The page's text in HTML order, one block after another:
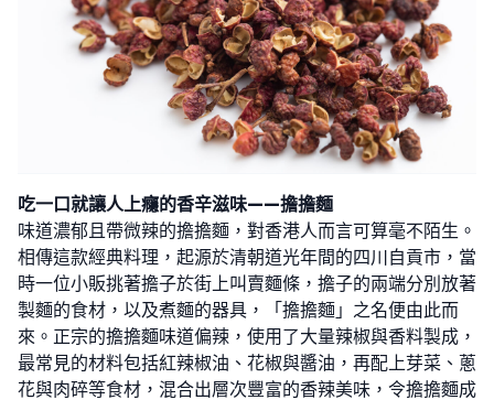
吃一口就讓人上癮的香辛滋味——擔擔麵
味道濃郁且帶微辣的擔擔麵，對香港人而言可算毫不陌生。
相傳這款經典料理，起源於清朝道光年間的四川自貢市，當
時一位小販挑著擔子於街上叫賣麵條，擔子的兩端分別放著
製麵的食材，以及煮麵的器具，「擔擔麵」之名便由此而
來。正宗的擔擔麵味道偏辣，使用了大量辣椒與香料製成，
最常見的材料包括紅辣椒油、花椒與醬油，再配上芽菜、蔥
花與肉碎等食材，混合出層次豐富的香辣美味，令擔擔麵成